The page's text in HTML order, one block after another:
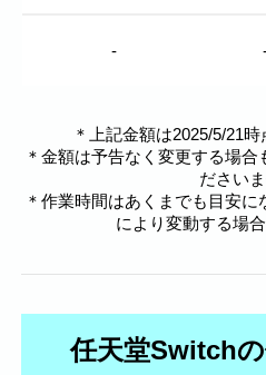
-
＊上記金額は2025/5/21時
＊金額は予告なく変更する場合
ださいま
＊作業時間はあくまでも目安
により変動する場
任天堂Switch